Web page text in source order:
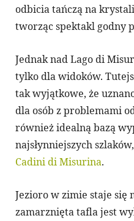
odbicia tańczą na
tworząc spektakl godny
Jednak nad Lago di
tylko dla widoków.
tak wyjątkowe, że
dla osób z problemami
również idealną bazą
najsłynniejszych
Cadini di Misurina.
Jezioro w zimie staje się
zamarznięta tafla jest